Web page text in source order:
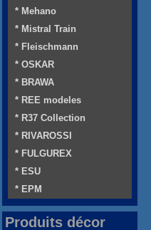
* Mehano
* Mistral Train
* Fleischmann
* OSKAR
* BRAWA
* REE modeles
* R37 Collection
* RIVAROSSI
* FULGUREX
* ESU
* EPM
Produits décor